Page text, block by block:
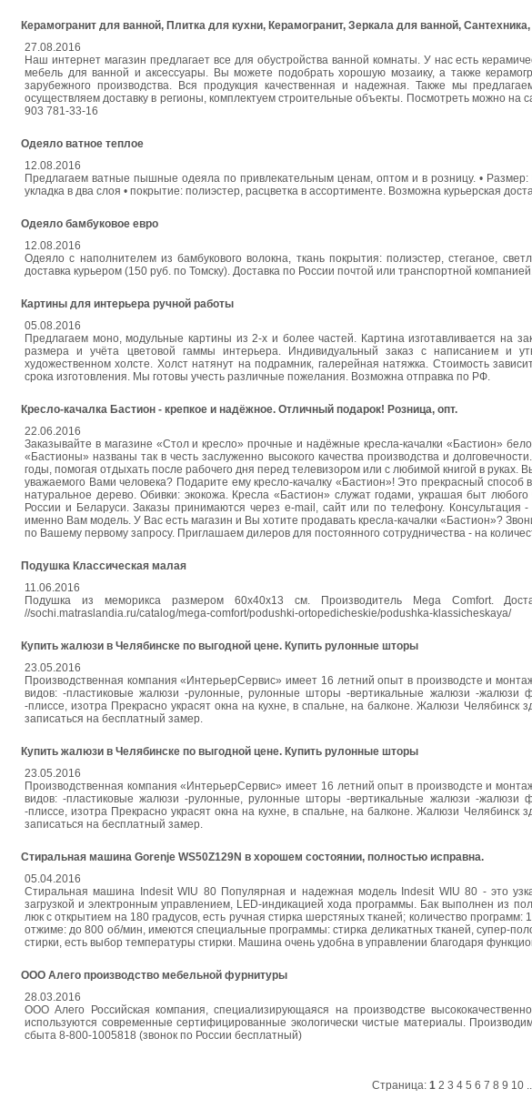
Керамогранит для ванной, Плитка для кухни, Керамогранит, Зеркала для ванной,
27.08.2016
Наш интернет магазин предлагает все для обустройства ванной комнаты. У нас есть
мебель для ванной и аксессуары. Вы можете подобрать хорошую мозаику, а также
зарубежного производства. Вся продукция качественная и надежная. Также мы
осуществляем доставку в регионы, комплектуем строительные объекты. Посмотреть можно
903 781-33-16
Одеяло ватное теплое
12.08.2016
Предлагаем ватные пышные одеяла по привлекательным ценам, оптом и в розницу. •
укладка в два слоя • покрытие: полиэстер, расцветка в ассортименте. Возможна курьерская
Одеяло бамбуковое евро
12.08.2016
Одеяло с наполнителем из бамбукового волокна, ткань покрытия: полиэстер, стеганое,
доставка курьером (150 руб. по Томску). Доставка по России почтой или транспортной
Картины для интерьера ручной работы
05.08.2016
Предлагаем моно, модульные картины из 2-х и более частей. Картина изготавливается на
размера и учёта цветовой гаммы интерьера. Индивидуальный заказ с написанием и
художественном холсте. Холст натянут на подрамник, галерейная натяжка. Стоимость
срока изготовления. Мы готовы учесть различные пожелания. Возможна отправка по РФ.
Кресло-качалка Бастион - крепкое и надёжное. Отличный подарок! Розница, опт.
22.06.2016
Заказывайте в магазине «Стол и кресло» прочные и надёжные кресла-качалки «Бастион»
«Бастионы» названы так в честь заслуженно высокого качества производства и
годы, помогая отдыхать после рабочего дня перед телевизором или с любимой книгой в
уважаемого Вами человека? Подарите ему кресло-качалку «Бастион»! Это прекрасный способ
натуральное дерево. Обивки: экокожа. Кресла «Бастион» служат годами, украшая быт
России и Беларуси. Заказы принимаются через e-mail, сайт или по телефону.
именно Вам модель. У Вас есть магазин и Вы хотите продавать кресла-качалки «Бастион»?
по Вашему первому запросу. Приглашаем дилеров для постоянного сотрудничества - на
Подушка Классическая малая
11.06.2016
Подушка из меморикса размером 60х40х13 см. Производитель Mega Comfort.
//sochi.matraslandia.ru/catalog/mega-comfort/podushki-ortopedicheskie/podushka-klassicheskaya/
Купить жалюзи в Челябинске по выгодной цене. Купить рулонные шторы
23.05.2016
Производственная компания «ИнтерьерСервис» имеет 16 летний опыт в производсте и
видов: -пластиковые жалюзи -рулонные, рулонные шторы -вертикальные жалюзи -жалюзи
-плиссе, изотра Прекрасно украсят окна на кухне, в спальне, на балконе. Жалюзи
записаться на бесплатный замер.
Купить жалюзи в Челябинске по выгодной цене. Купить рулонные шторы
23.05.2016
Производственная компания «ИнтерьерСервис» имеет 16 летний опыт в производсте и
видов: -пластиковые жалюзи -рулонные, рулонные шторы -вертикальные жалюзи -жалюзи
-плиссе, изотра Прекрасно украсят окна на кухне, в спальне, на балконе. Жалюзи
записаться на бесплатный замер.
Стиральная машина Gorenje WS50Z129N в хорошем состоянии, полностью исправна.
05.04.2016
Стиральная машина Indesit WIU 80 Популярная и надежная модель Indesit WIU 80 - это
загрузкой и электронным управлением, LED-индикацией хода программы. Бак выполнен из
люк с открытием на 180 градусов, есть ручная стирка шерстяных тканей; количество программ:
отжиме: до 800 об/мин, имеются специальные программы: стирка деликатных тканей, супер-
стирки, есть выбор температуры стирки. Машина очень удобна в управлении благодаря
ООО Алего производство мебельной фурнитуры
28.03.2016
ООО Алего Российская компания, специализирующаяся на производстве
используются современные сертифицированные экологически чистые материалы.
сбыта 8-800-1005818 (звонок по России бесплатный)
Страница: 1 2 3 4 5 6 7 8 9 10